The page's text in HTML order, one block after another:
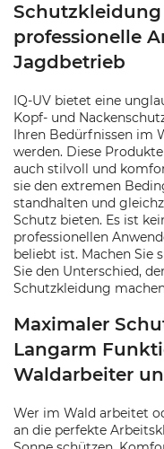
professionelle
Jagdbetrieb
IQ-UV bietet eine
Kopf- und
Ihren Bedürfnissen im
werden. Diese
auch stilvoll und
sie den extremen
standhalten und
Schutz bieten. Es ist
professionellen
beliebt ist. Machen Sie
Sie den Unterschied,
Schutzkleidung
Maximaler
Langarm
Waldarbeiter
Wer im Wald arbeitet
an die perfekte